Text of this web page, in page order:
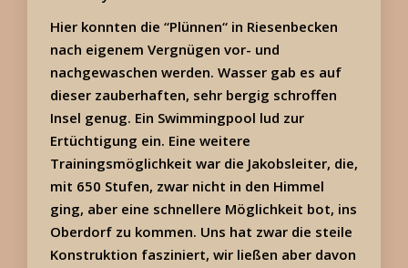
Hier konnten die “Plünnen“ in Riesenbecken
nach eigenem Vergnügen vor- und
nachgewaschen werden. Wasser gab es auf
dieser zauberhaften, sehr bergig schroffen
Insel genug. Ein Swimmingpool lud zur
Ertüchtigung ein. Eine weitere
Trainingsmöglichkeit war die Jakobsleiter, die,
mit 650 Stufen, zwar nicht in den Himmel
ging, aber eine schnellere Möglichkeit bot, ins
Oberdorf zu kommen. Uns hat zwar die steile
Konstruktion fasziniert, wir ließen aber davon